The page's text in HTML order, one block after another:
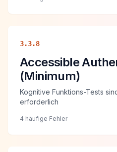
3.3.8
Accessible
(Minimum)
Kognitive Funktions-Tests
erforderlich
4 häufige Fehler